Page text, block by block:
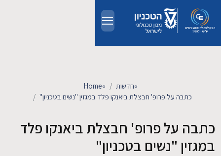
מחקר
Home» חדשות»
כתבה על פרופ' חבצלת ביאנקו פלד במגזין "נשים בטכניון"
כתבה על פרופ' חבצלת ביאנקו פלד
במגזין "נשים בטכניון"